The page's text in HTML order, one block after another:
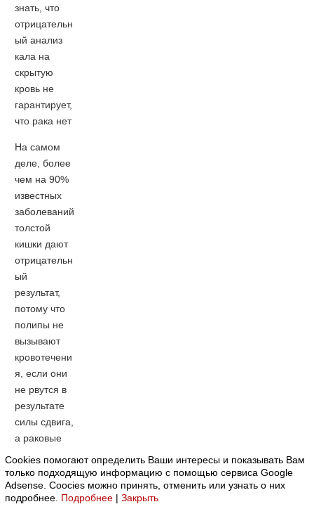
знать, что
отрицательн
ый анализ
кала на
скрытую
кровь не
гарантирует,
что рака нет
На самом
деле, более
чем на 90%
известных
заболеваний
толстой
кишки дают
отрицательн
ый
результат,
потому что
полипы не
вызывают
кровотечени
я, если они
не рвутся в
результате
силы сдвига,
а раковые
поражения
кровоточат
не часто.
Cookies помогают определить Ваши интересы и показывать Вам
только подходящую информацию с помощью сервиса Google
Adsense. Coocies можно принять, отменить или узнать о них
подробнее. Подробнее | Закрыть